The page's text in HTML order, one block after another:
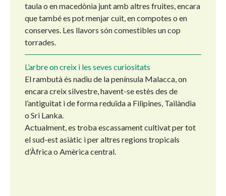
taula o en macedònia junt amb altres fruites, encara
que també es pot menjar cuit, en compotes o en
conserves. Les llavors són comestibles un cop
torrades.
L’arbre on creix i les seves curiositats
El rambutà és nadiu de la península Malacca, on
encara creix silvestre, havent-se estès des de
l’antiguitat i de forma reduïda a Filipines, Tailàndia
o Sri Lanka.
Actualment, es troba escassament cultivat per tot
el sud-est asiàtic i per altres regions tropicals
d’Àfrica o Amèrica central.